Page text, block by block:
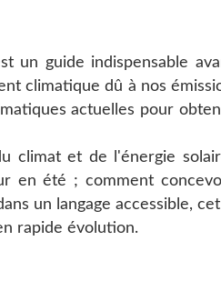
un guide indispensable
climatique dû à nos
actuelles pour
climat et de l'énergie
en été ; comment
un langage accessible,
rapide évolution.